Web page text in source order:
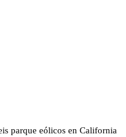
parque eólicos en California